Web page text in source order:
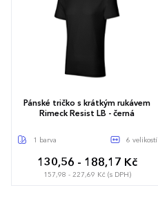
Pánské tričko s krátkým rukávem
Rimeck Resist LB - černá
1 barva 6 velikostí
130,56 - 188,17 Kč
157,98 - 227,69 Kč (s DPH)